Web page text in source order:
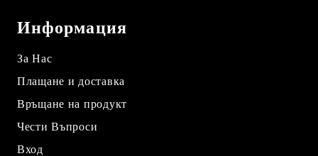
Информация
За Нас
Плащане и доставка
Връщане на продукт
Чести Въпроси
Вход